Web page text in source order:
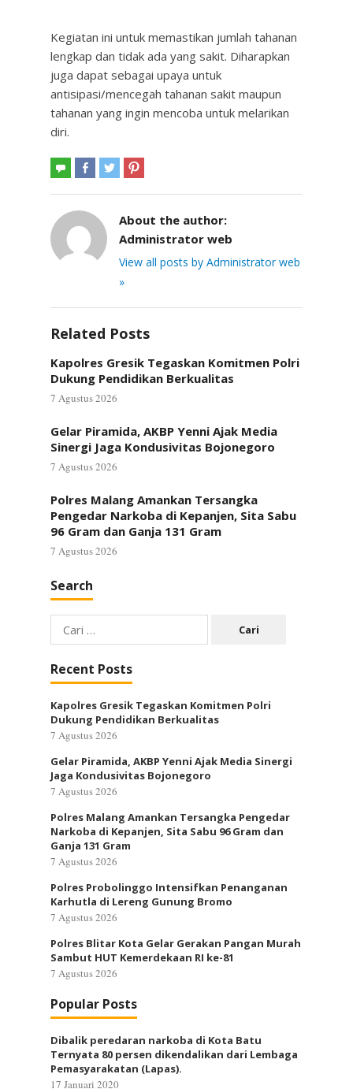
Kegiatan ini untuk memastikan jumlah tahanan
lengkap dan tidak ada yang sakit. Diharapkan
juga dapat sebagai upaya untuk
antisipasi/mencegah tahanan sakit maupun
tahanan yang ingin mencoba untuk melarikan
diri.
About the author:
Administrator web
View all posts by Administrator web
»
Related Posts
Kapolres Gresik Tegaskan Komitmen Polri
Dukung Pendidikan Berkualitas
7 Agustus 2026
Gelar Piramida, AKBP Yenni Ajak Media
Sinergi Jaga Kondusivitas Bojonegoro
7 Agustus 2026
Polres Malang Amankan Tersangka
Pengedar Narkoba di Kepanjen, Sita Sabu
96 Gram dan Ganja 131 Gram
7 Agustus 2026
Search
Cari
untuk:
Recent Posts
Kapolres Gresik Tegaskan Komitmen Polri
Dukung Pendidikan Berkualitas
7 Agustus 2026
Gelar Piramida, AKBP Yenni Ajak Media Sinergi
Jaga Kondusivitas Bojonegoro
7 Agustus 2026
Polres Malang Amankan Tersangka Pengedar
Narkoba di Kepanjen, Sita Sabu 96 Gram dan
Ganja 131 Gram
7 Agustus 2026
Polres Probolinggo Intensifkan Penanganan
Karhutla di Lereng Gunung Bromo
7 Agustus 2026
Polres Blitar Kota Gelar Gerakan Pangan Murah
Sambut HUT Kemerdekaan RI ke-81
7 Agustus 2026
Popular Posts
Dibalik peredaran narkoba di Kota Batu
Ternyata 80 persen dikendalikan dari Lembaga
Pemasyarakatan (Lapas).
17 Januari 2020